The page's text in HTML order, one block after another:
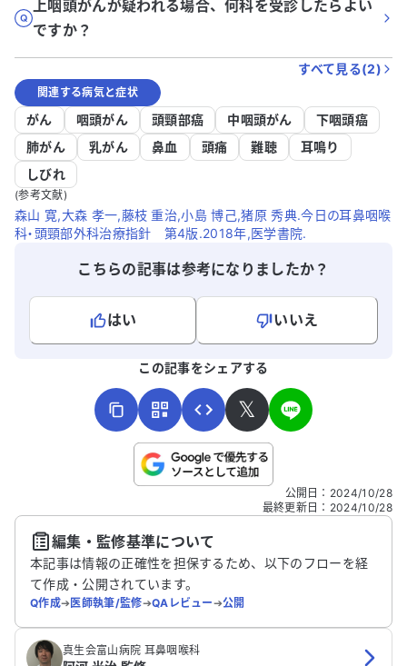
上咽頭がんが疑われる場合、何科を受診したらよい
ですか？
すべて見る(2)
関連する病気と症状
がん 咽頭がん 頭頸部癌 中咽頭がん
下咽頭癌
肺がん
乳がん 鼻血 頭痛 難聴
耳鳴り
しびれ
(参考文献)
森山 寛,大森 孝一,藤枝 重治,小島 博己,猪原 秀典.今日の耳鼻咽喉
科・頭頸部外科治療指針 第4版.2018年,医学書院.
こちらの記事は参考になりましたか？
はい
いいえ
こちらは送信専用のフォームです。氏名やご自身の病気の詳細な
送信する
この記事をシェアする
𝕏
公開日 ： 2024/10/28
最終更新日 ： 2024/10/28
編集・監修基準について
本記事は情報の正確性を担保するため、以下のフローを経
て作成・公開されています。
Q作成➔医師執筆/監修➔QAレビュー➔公開
真生会富山病院 耳鼻咽喉科